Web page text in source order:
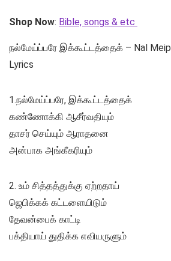
Shop Now: Bible, songs & etc
நல்மேய்ப்பரே இக்கூட்டத்தைக் – Nal
Lyrics
1.நல்மேய்ப்பரே, இக்கூட்டத்தைக்
கண்ணோக்கி ஆசீர்வதியும்
தாசர் செய்யும் ஆராதனை
அன்பாக அங்கீகரியும்
2. உம் சித்தத்துக்கு ஏற்றதாய்
ஜெபிக்கக் கட்டளையிடும்
தேவன்பைக் காட்டி
பக்தியாய் துதிக்க எவியருளும்